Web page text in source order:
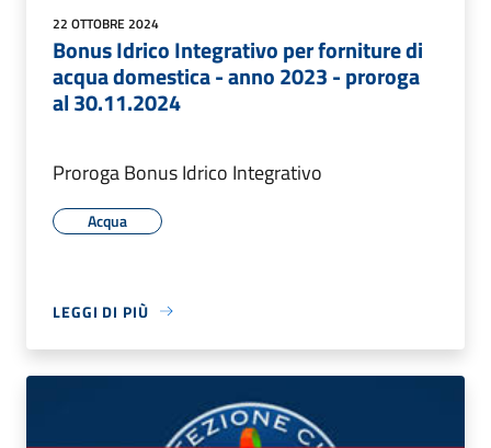
22 OTTOBRE 2024
Bonus Idrico Integrativo per forniture di
acqua domestica - anno 2023 - proroga
al 30.11.2024
Proroga Bonus Idrico Integrativo
Acqua
LEGGI DI PIÙ